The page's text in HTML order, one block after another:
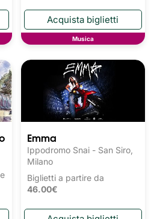
Musica
Emma
Ippodromo Snai - San Siro,
Milano
Biglietti a partire da
46.00€